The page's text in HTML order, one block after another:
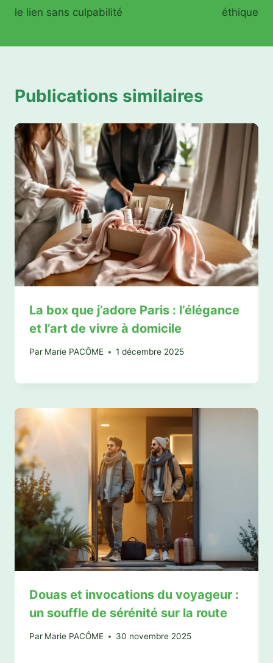
le lien sans culpabilité
éthique
Publications similaires
La box que j’adore Paris : l’élégance
et l’art de vivre à domicile
Par Marie PACÔME 1 décembre 2025
Douas et invocations du voyageur :
un souffle de sérénité sur la route
Par Marie PACÔME 30 novembre 2025